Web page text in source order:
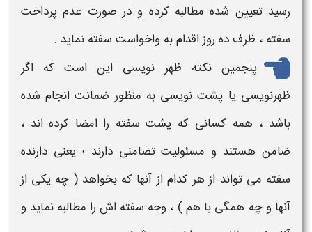
رسید تعیین شده مطالبه کرده و در صورت عدم پرداخت
سفته ، ظرف ده روز اقدام به واخواست سفته نماید .
پنجمین نکته ظهر نویسی این است که اگر
ظهرنویسی یا پشت نویسی به منظور ضمانت انجام شده
باشد ، همه کسانی که پشت سفته را امضا کرده اند ،
ضامن هستند و مسئولیت تضامنی دارند ؛ یعنی دارنده
سفته می تواند از هر کدام از آنها که بخواهد ( چه یکی از
آنها و چه همگی با هم ) ، وجه سفته اش را مطالبه نماید و